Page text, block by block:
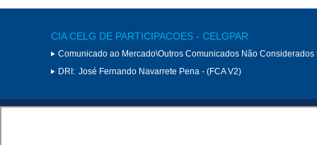
CIA CELG DE PARTICIPACOES - CELGPAR
Comunicado ao Mercado\Outros Comunicados Não Considerados
DRI: José Fernando Navarrete Pena - (FCA V2)